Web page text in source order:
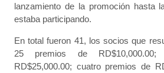
lanzamiento de la promoción hasta
estaba participando.
En total fueron 41, los socios que
25 premios de
RD$25,000.00; cuatro premios de